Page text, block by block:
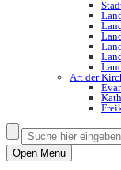
Art der
Open Menu